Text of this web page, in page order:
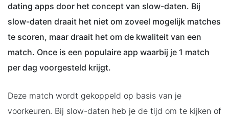
dating apps door het concept van slow-daten. Bij
slow-daten draait het niet om zoveel mogelijk matches
te scoren, maar draait het om de kwaliteit van een
match. Once is een populaire app waarbij je 1 match
per dag voorgesteld krijgt.
Deze match wordt gekoppeld op basis van je
voorkeuren. Bij slow-daten heb je de tijd om te kijken of